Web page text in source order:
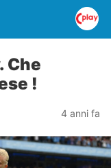
Che
!
4 anni fa